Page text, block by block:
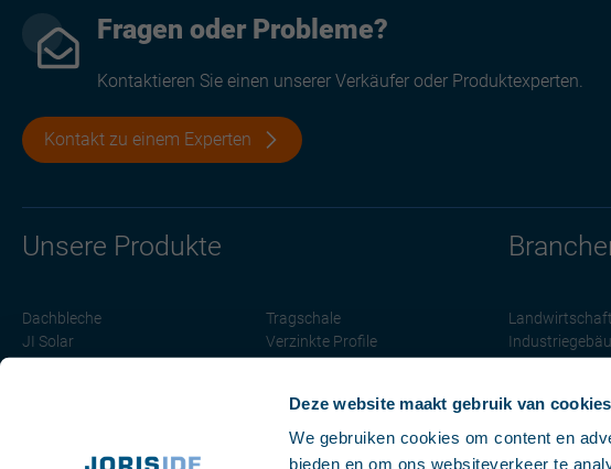
Deze website maakt gebruik van cookies
We gebruiken cookies om content en
bieden en om ons websiteverkeer te
Fragen oder Probleme?
Kontaktieren Sie einen unserer Verkäufer oder Produktexperten.
Kontakt zu einem Experten
Unsere Produkte
Dachbleche
JI Solar
Tragschale
Verzinkte Profile
Zubehör
Landwirtschaft